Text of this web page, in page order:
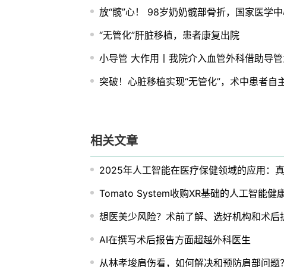
放“髋”心！ 98岁奶奶髋部骨折，国家医学
“无管化”肝脏移植，患者康复出院
小导管 大作用丨我院介入血管外科借助导
突破！心脏移植实现“无管化”，术中患者自
相关文章
2025年人工智能在医疗保健领域的应用：
Tomato System收购XR基础的人工智能健
想医美少风险？术前了解、选好机构和术后
AI在撰写术后报告方面超越外科医生
从林孝埈肩伤看，如何解决和预防肩部问题？